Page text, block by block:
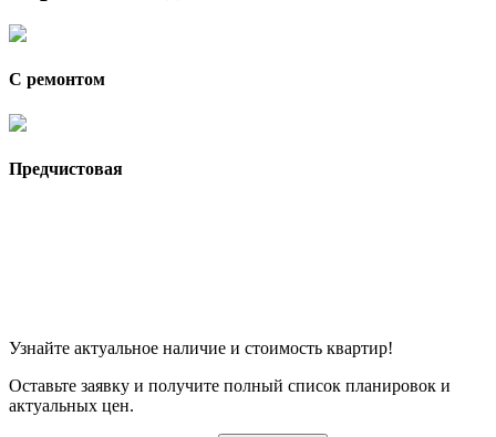
С ремонтом
Предчистовая
Узнайте актуальное наличие и стоимость квартир!
Оставьте заявку и получите полный список планировок и
актуальных цен.